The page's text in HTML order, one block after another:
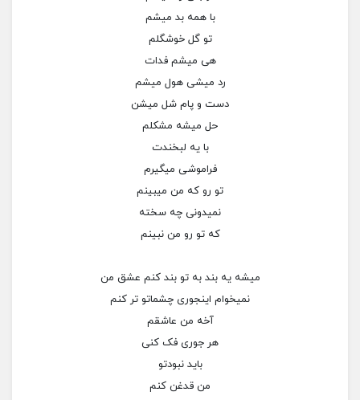
با همه بد میشم
تو گل خوشگلم
هی میشم فدات
رد میشی هول میشم
دست و پام شل میشن
حل میشه مشکلم
با یه لبخندت
فراموشی میگیرم
تو رو که من میبینم
نمیدونی چه سخته
که تو رو من نبینم
میشه یه بند به تو بند کنم عشق من
نمیخوام اینجوری چشماتو تر کنم
آخه من عاشقم
هر جوری فک کنی
باید نبودتو
من قدغن کنم